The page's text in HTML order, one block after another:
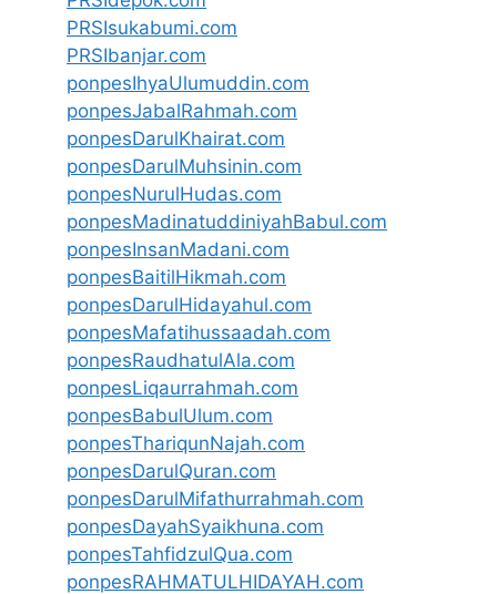
PRSIsukabumi.com
PRSIbanjar.com
ponpesIhyaUlumuddin.com
ponpesJabalRahmah.com
ponpesDarulKhairat.com
ponpesDarulMuhsinin.com
ponpesNurulHudas.com
ponpesMadinatuddiniyahBabul.com
ponpesInsanMadani.com
ponpesBaitilHikmah.com
ponpesDarulHidayahul.com
ponpesMafatihussaadah.com
ponpesRaudhatulAla.com
ponpesLiqaurrahmah.com
ponpesBabulUlum.com
ponpesThariqunNajah.com
ponpesDarulQuran.com
ponpesDarulMifathurrahmah.com
ponpesDayahSyaikhuna.com
ponpesTahfidzulQua.com
ponpesRAHMATULHIDAYAH.com